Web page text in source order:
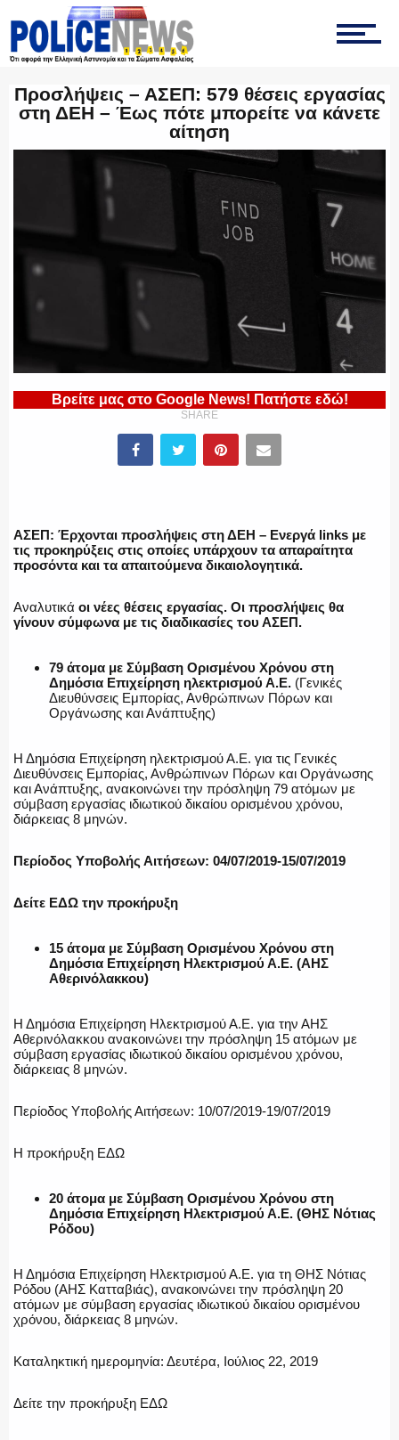
ΟΠΚΕ
ΟΜΑΔΑ “Ζ”
ΛΙΜΕΝΙΚΟ
ΑΣΤΥΝΟΜΙΚΟ ΡΕΠΟΡΤΑΖ
Προσλήψεις – ΑΣΕΠ: 579 θέσεις εργασίας
στη ΔΕΗ – Έως πότε μπορείτε να κάνετε
αίτηση
Βρείτε μας στο Google News! Πατήστε εδώ!
SHARE
ΑΣΕΠ: Έρχονται προσλήψεις στη ΔΕΗ – Ενεργά links με
τις προκηρύξεις στις οποίες υπάρχουν τα απαραίτητα
προσόντα και τα απαιτούμενα δικαιολογητικά.
Αναλυτικά οι νέες θέσεις εργασίας. Οι προσλήψεις θα
γίνουν σύμφωνα με τις διαδικασίες του ΑΣΕΠ.
79 άτομα με Σύμβαση Ορισμένου Χρόνου στη
Δημόσια Επιχείρηση ηλεκτρισμού Α.Ε. (Γενικές
Διευθύνσεις Εμπορίας, Ανθρώπινων Πόρων και
Οργάνωσης και Ανάπτυξης)
Η Δημόσια Επιχείρηση ηλεκτρισμού Α.Ε. για τις Γενικές
Διευθύνσεις Εμπορίας, Ανθρώπινων Πόρων και Οργάνωσης
και Ανάπτυξης, ανακοινώνει την πρόσληψη 79 ατόμων με
σύμβαση εργασίας ιδιωτικού δικαίου ορισμένου χρόνου,
διάρκειας 8 μηνών.
Περίοδος Υποβολής Αιτήσεων: 04/07/2019-15/07/2019
Δείτε ΕΔΩ την προκήρυξη
15 άτομα με Σύμβαση Ορισμένου Χρόνου στη
Δημόσια Επιχείρηση Ηλεκτρισμού Α.Ε. (ΑΗΣ
Αθερινόλακκου)
Η Δημόσια Επιχείρηση Ηλεκτρισμού Α.Ε. για την ΑΗΣ
Αθερινόλακκου ανακοινώνει την πρόσληψη 15 ατόμων με
σύμβαση εργασίας ιδιωτικού δικαίου ορισμένου χρόνου,
διάρκειας 8 μηνών.
Περίοδος Υποβολής Αιτήσεων: 10/07/2019-19/07/2019
Η προκήρυξη ΕΔΩ
20 άτομα με Σύμβαση Ορισμένου Χρόνου στη
Δημόσια Επιχείρηση Ηλεκτρισμού Α.Ε. (ΘΗΣ Νότιας
Ρόδου)
Η Δημόσια Επιχείρηση Ηλεκτρισμού Α.Ε. για τη ΘΗΣ Νότιας
Ρόδου (ΑΗΣ Κατταβιάς), ανακοινώνει την πρόσληψη 20
ατόμων με σύμβαση εργασίας ιδιωτικού δικαίου ορισμένου
χρόνου, διάρκειας 8 μηνών.
Καταληκτική ημερομηνία: Δευτέρα, Ιούλιος 22, 2019
Δείτε την προκήρυξη ΕΔΩ